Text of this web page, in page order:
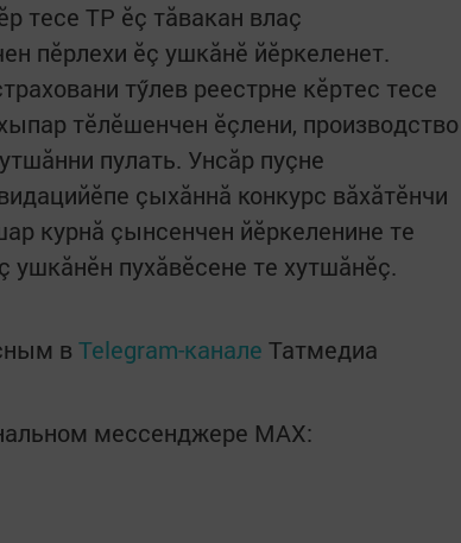
тесе ТР ӗç тăвакан влаç
пӗрлехи ӗç ушкăнӗ йӗркеленет.
тӳлев реестрне кӗртес тесе
тӗлӗшенчен ӗçлени, производство
пулать. Унсăр пуçне
çыхăннă конкурс вăхăтӗнчи
курнă çынсенчен йӗркеленине те
пухăвӗсене те хутшăнӗç.
в Telegram-канале Татмедиа
мессенджере MАХ: